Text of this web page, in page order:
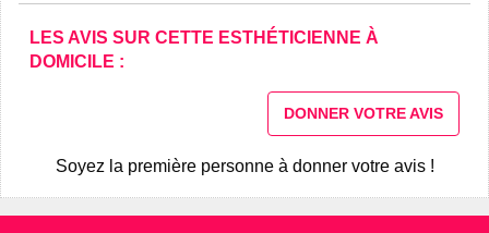
LES AVIS SUR CETTE ESTHÉTICIENNE À
DOMICILE :
DONNER VOTRE AVIS
Soyez la première personne à donner votre avis !